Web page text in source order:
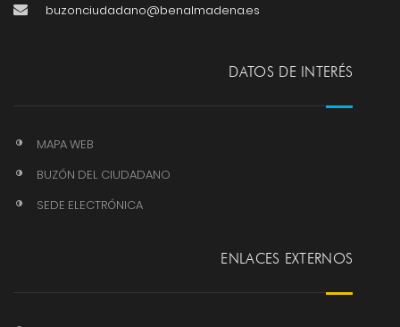
buzonciudadano@benalmadena.es
DATOS DE INTERÉS
MAPA WEB
BUZÓN DEL CIUDADANO
SEDE ELECTRÓNICA
ENLACES EXTERNOS